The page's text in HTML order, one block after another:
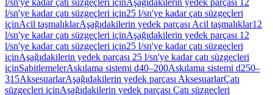
l/sn'ye kadar çatı süzgeçleri içinAşağıdakilerin yedek parçası 12
l/sn'ye kadar çatı süzgeçleri için25 l/sn'ye kadar çatı süzgeçleri
içinAcil taşmalıklarAşağıdakilerin yedek parçası Acil taşmalıklar12
l/sn'ye kadar çatı süzgeçleri içinAşağıdakilerin yedek parçası 12
l/sn'ye kadar çatı süzgeçleri için25 l/sn'ye kadar çatı süzgeçleri
içinAşağıdakilerin yedek parçası 25 l/sn'ye kadar çatı süzgeçleri
içinSabitlemelerAskılama sistemi d40–200Askılama sistemi d250–
315AksesuarlarAşağıdakilerin yedek parçası AksesuarlarÇatı
süzgeçleri içinAşağıdakilerin yedek parçası Çatı süzgeçleri